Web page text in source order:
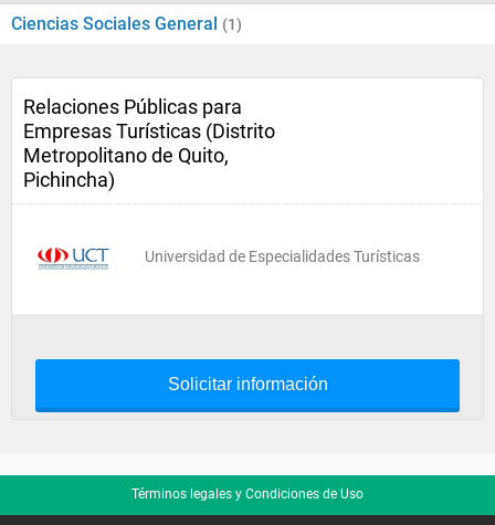
Ciencias Sociales General (1)
Relaciones Públicas para
Empresas Turísticas (Distrito
Metropolitano de Quito,
Pichincha)
Universidad de Especialidades Turísticas
Solicitar información
Términos legales y Condiciones de Uso